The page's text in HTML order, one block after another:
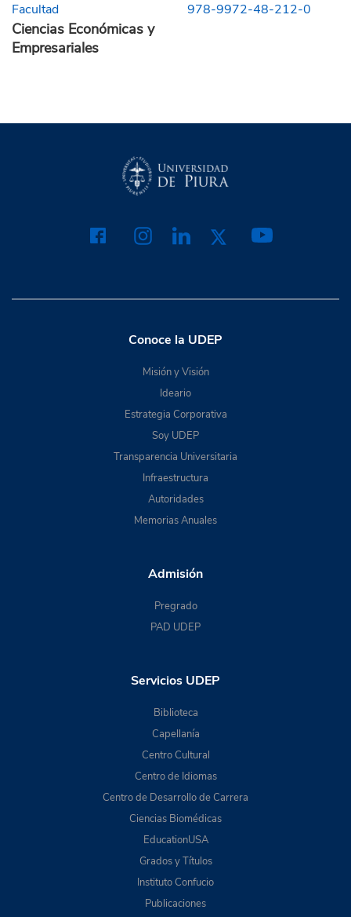
Facultad
Ciencias Económicas y
Empresariales
978-9972-48-212-0
Conoce la UDEP
Misión y Visión
Ideario
Estrategia Corporativa
Soy UDEP
Transparencia Universitaria
Infraestructura
Autoridades
Memorias Anuales
Admisión
Pregrado
PAD UDEP
Servicios UDEP
Biblioteca
Capellanía
Centro Cultural
Centro de Idiomas
Centro de Desarrollo de Carrera
Ciencias Biomédicas
EducationUSA
Grados y Títulos
Instituto Confucio
Publicaciones